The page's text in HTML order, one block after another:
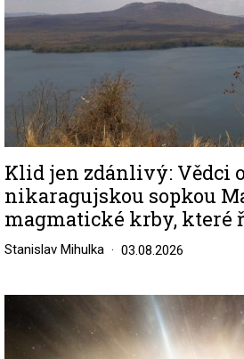
Klid jen zdánlivý: Vědci
nikaragujskou sopkou
magmatické krby, které
Stanislav Mihulka 03.08.2026
Image